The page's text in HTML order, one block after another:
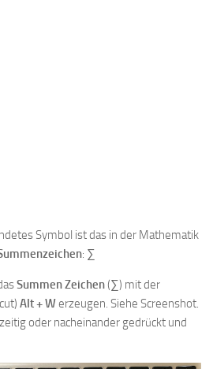
Symbol ist das in der Mathematik
: ∑
Summen Zeichen(∑) mit der
Alt + Werzeugen. Siehe Screenshot.
oder nacheinander gedrückt und